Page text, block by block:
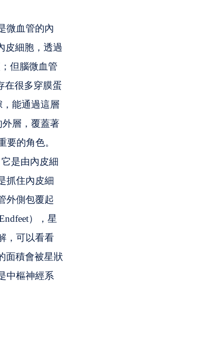
微血管的內
皮細胞，透過
但腦微血管
在很多穿膜蛋
，能通過這層
外層，覆蓋著
的角色。
是由內皮細
抓住內皮細
外側包覆起
），星
，可以看看
面積會被星狀
中樞神經系